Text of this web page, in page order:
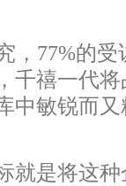
，77%的
千禧一代
中敏锐而
就是将这